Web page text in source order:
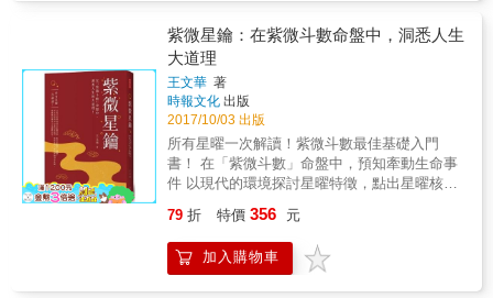
化祿 神準預測：提升競爭力，多元發展，自我
成就的能量 2018年由化祿啟動的貪狼星，在斗
數中是職司禍福之神，是桃花星，慾望星，偏
財星，機會星，多才多藝，有開創力，浪漫豪
邁，八面玲瓏、好動圓滑、慾望無窮、應變能
力強，也頗具赤子之心，五行同時具有木、水
兩種性質，具有自體成長的機能。所以貪狼星
化祿引領的2018年將會是個桃花年，也是個機
會年，不過，貪狼星好勝心強，也可算是博弈
星，化祿更讓貪狼星慾望無窮，酒色財氣樣樣
情慾、金錢、玄學、哲理、才藝、享受方面的
追逐皆不遺餘力，因而2018年社會中千奇百怪
的事務將可能層出不窮，抓得住機會就可以好
斷。 &gt;&gt;本書內容設計助於初學習紫微斗
數時，對於星曜之運用方式及四化飛到各宮解
釋，詳細說明星曜與四化之運作及思考模式，
旨在說明星曜四化星變化結合及疊宮關係。
&gt;&gt;本書提三大重點，第一個是星曜與面相
關係，第二是星曜宮氣之運用，第三是四化疊
宮運用。 紫微斗數是一門活用的學問，與易經
基本核心──「變」，「變」是「不變」的道
理，命盤是固定的資訊，而人是活的，要把面
二的效果。 &gt;&gt;本書主要是於把紫微斗數
星曜與各宮變化的強弱，更進一步的說明，提
供學習紫微斗數的一個方向，可以按圖索驥的
學習，可以定位於紫微斗數入門的書籍。
快速的記憶與理解。
紫微星鑰：在紫微斗數命盤中，洞悉人生
大道理
王文華 著
時報文化 出版
2017/10/03 出版
所有星曜一次解讀！紫微斗數最佳基礎入門
書！ 在「紫微斗數」命盤中，預知牽動生命事
件 以現代的環境探討星曜特徵，點出星曜核心
人事物歸納到各星曜， 掌握推衍應用方法遊戲
自如！ 「命」&times;先天潛能培養＋「運」
&times;契機掌握能力 ＋「風水」&times;環境
79 折 特價 356 元
加入購物車